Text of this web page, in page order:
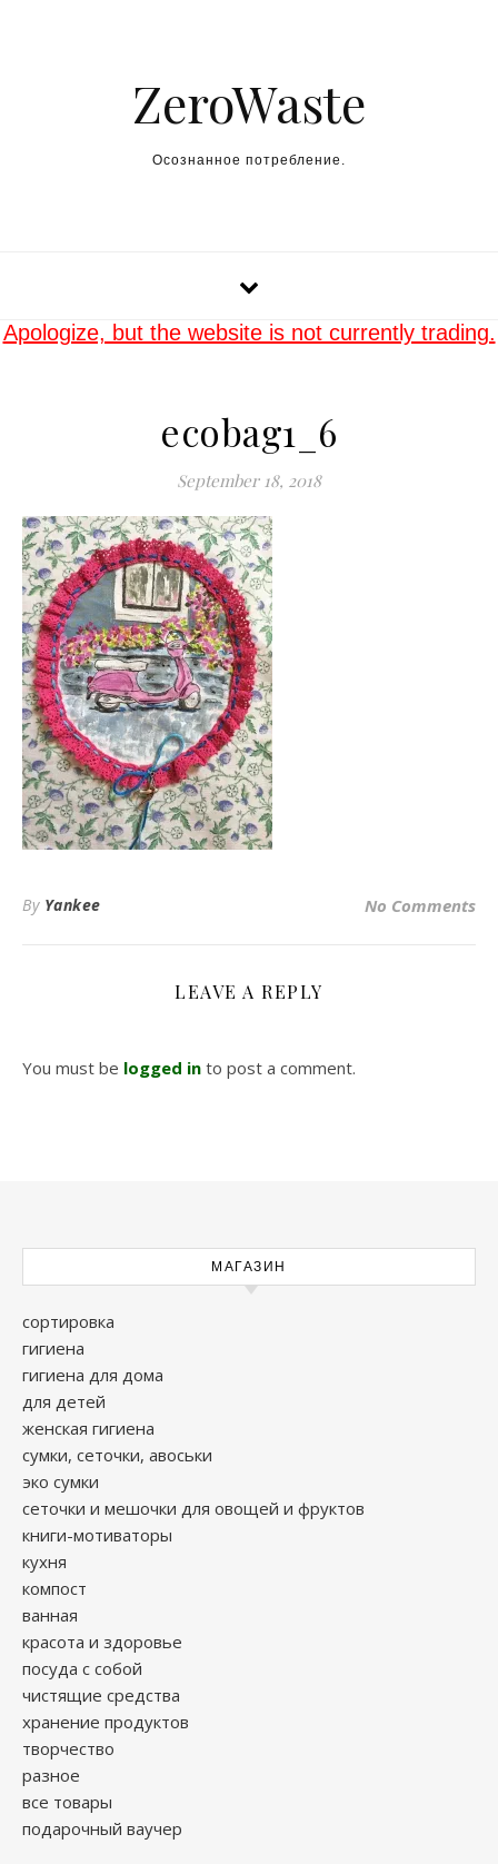
ZeroWaste
Осознанное потребление.
Apologize, but the website is not currently trading.
ecobag1_6
September 18, 2018
By Yankee No Comments
LEAVE A REPLY
You must be logged in to post a comment.
МАГАЗИН
сортировка
гигиена
гигиена для дома
для детей
женская гигиена
сумки, сеточки, авоськи
эко сумки
сеточки и мешочки для овощей и фруктов
книги-мотиваторы
кухня
компост
ванная
красота и здоровье
посуда с собой
чистящие средства
хранение продуктов
творчество
разное
все товары
подарочный ваучер